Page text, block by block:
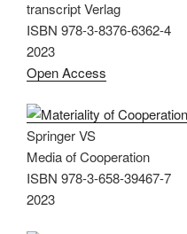
transcript Verlag
ISBN 978-3-8376-6362-4
2023
Open Access
Springer VS
Media of Cooperation
ISBN 978-3-658-39467-7
2023